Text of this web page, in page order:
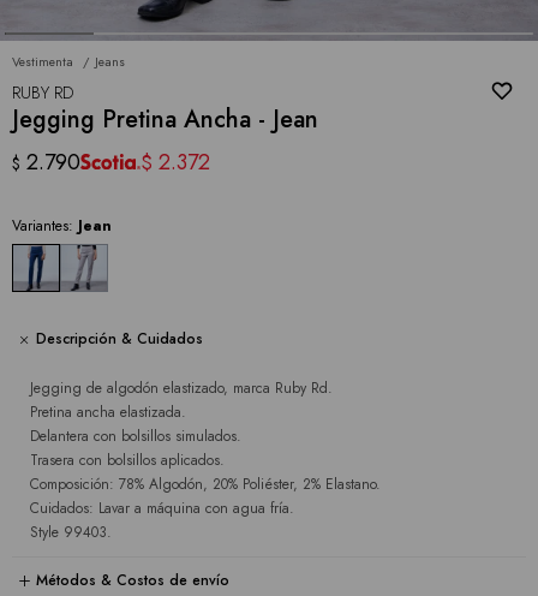
Vestimenta Jeans
RUBY RD
Jegging Pretina Ancha - Jean
$ 2.790 $ 2.372
Variantes: Jean
Descripción & Cuidados
Jegging de algodón elastizado, marca Ruby Rd.
Pretina ancha elastizada.
Delantera con bolsillos simulados.
Trasera con bolsillos aplicados.
Composición: 78% Algodón, 20% Poliéster, 2% Elastano.
Cuidados: Lavar a máquina con agua fría.
Style 99403.
Métodos & Costos de envío